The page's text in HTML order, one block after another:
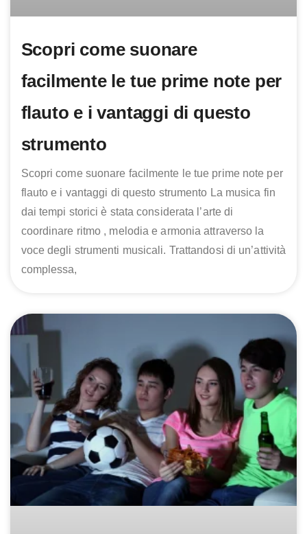
Scopri come suonare
facilmente le tue prime note per
flauto e i vantaggi di questo
strumento
Scopri come suonare facilmente le tue prime note per
flauto e i vantaggi di questo strumento La musica fin
dai tempi storici è stata considerata l’arte di
coordinare ritmo , melodia e armonia attraverso la
voce degli strumenti musicali. Trattandosi di un’attività
complessa,